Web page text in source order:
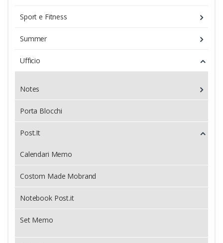
Sport e Fitness
Summer
Ufficio
Notes
Porta Blocchi
Post.It
Calendari Memo
Costom Made Mobrand
Notebook Post.it
Set Memo